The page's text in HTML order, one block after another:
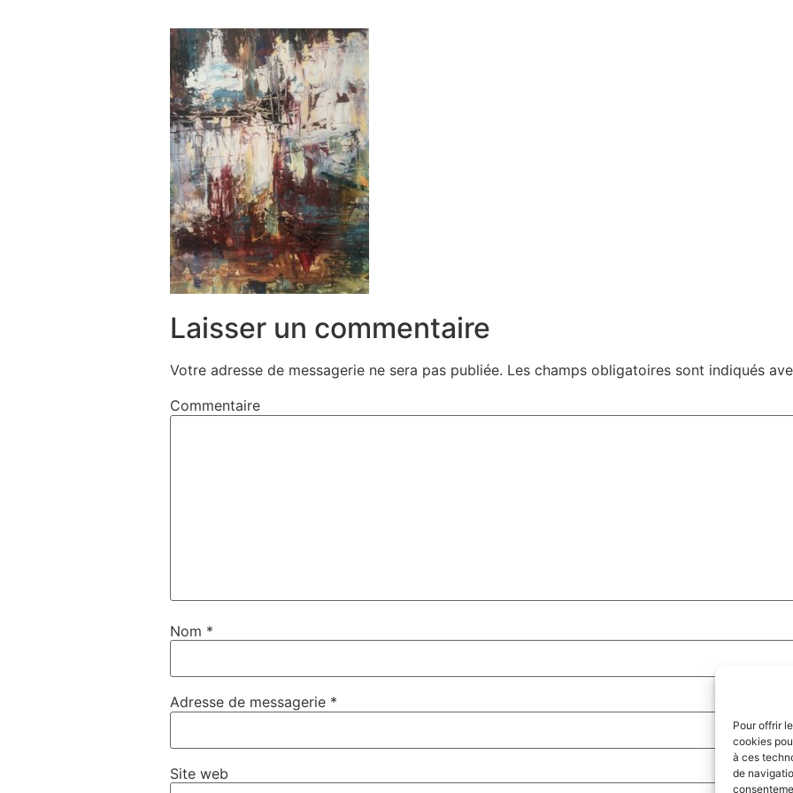
Pour offrir
cookies
à ces
de
Laisser un commentaire
Votre adresse de messagerie ne sera pas publiée. Les champs obligatoires sont indiqués
Commentaire
Nom *
Adresse de messagerie *
Site web